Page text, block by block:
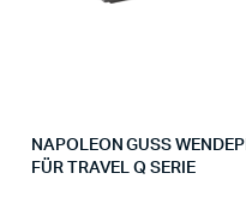
NAPOLEON GUSS
FÜR TRAVEL Q SERIE